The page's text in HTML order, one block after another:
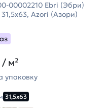
00002210 Ebri (Эбри)
Azori (Азори)
/ м²
упаковку
31,5х63